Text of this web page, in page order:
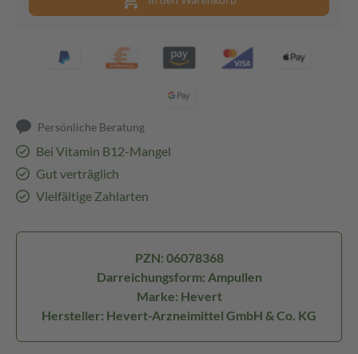
Persönliche Beratung
Bei Vitamin B12-Mangel
Gut verträglich
Vielfältige Zahlarten
PZN: 06078368
Darreichungsform: Ampullen
Marke: Hevert
Hersteller: Hevert-Arzneimittel GmbH & Co. KG